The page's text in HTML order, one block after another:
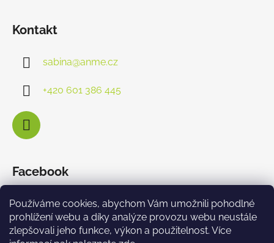
Používáme cookies, abychom Vám umožnili pohodlné
prohlížení webu a díky analýze provozu webu neustále
zlepšovali jeho funkce, výkon a použitelnost. Více
Kontakt
sabina@anme.cz
+420 601 386 445
Facebook